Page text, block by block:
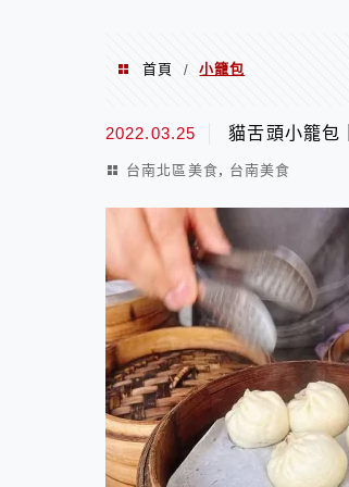
首頁 / 小籠包
小籠包
2022.03.25 貓舌頭小籠包
台南北區美食, 台南美食